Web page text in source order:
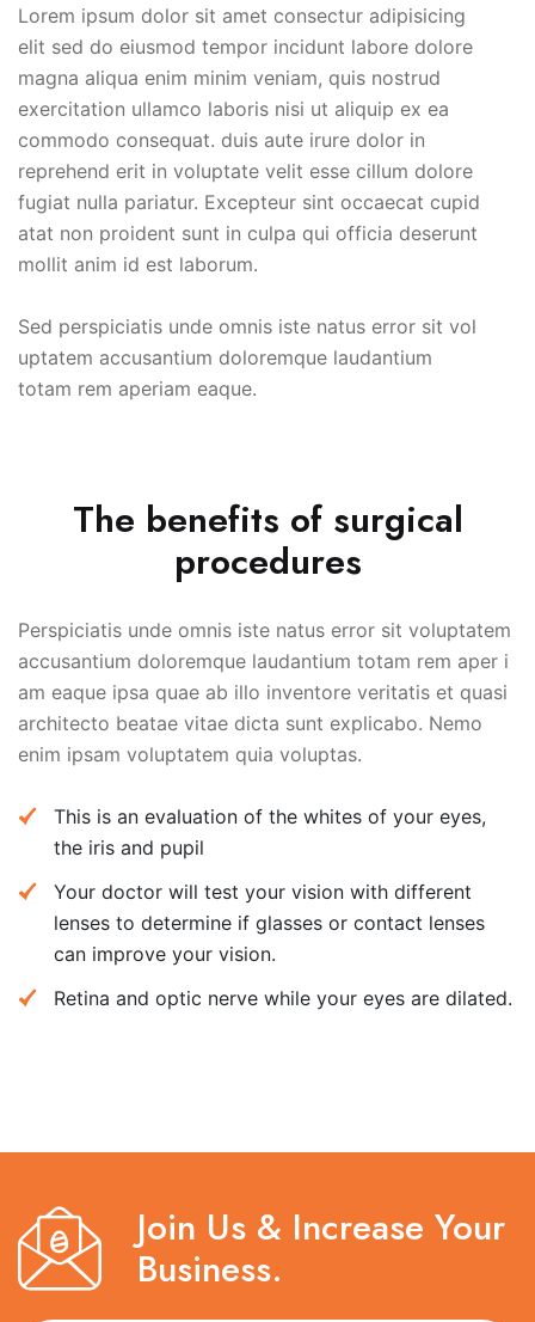
Lorem ipsum dolor sit amet consectur adipisicing
elit sed do eiusmod tempor incidunt labore dolore
magna aliqua enim minim veniam, quis nostrud
exercitation ullamco laboris nisi ut aliquip ex ea
commodo consequat. duis aute irure dolor in
reprehend erit in voluptate velit esse cillum dolore
fugiat nulla pariatur. Excepteur sint occaecat cupid
atat non proident sunt in culpa qui officia deserunt
mollit anim id est laborum.
Sed perspiciatis unde omnis iste natus error sit vol
uptatem accusantium doloremque laudantium
totam rem aperiam eaque.
The benefits of surgical
procedures
Perspiciatis unde omnis iste natus error sit voluptatem
accusantium doloremque laudantium totam rem aper i
am eaque ipsa quae ab illo inventore veritatis et quasi
architecto beatae vitae dicta sunt explicabo. Nemo
enim ipsam voluptatem quia voluptas.
This is an evaluation of the whites of your eyes,
the iris and pupil
Your doctor will test your vision with different
lenses to determine if glasses or contact lenses
can improve your vision.
Retina and optic nerve while your eyes are dilated.
Join Us & Increase Your
Business.